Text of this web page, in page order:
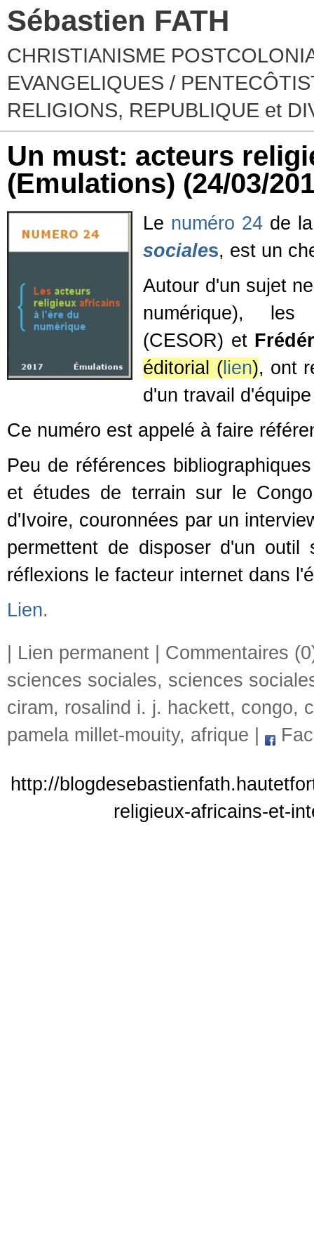
Sébastien FATH
CHRISTIANISME
EVANGELIQUES /
RELIGIONS, REPUBLIQUE et
Un must: acteurs
(Emulations) (24/03/
Le numéro 24 de
sociales, est un
Autour d'un sujet
numérique),
(CESOR) et
éditorial (lien), ont
d'un travail
Ce numéro est appelé à faire
Peu de références
et études de terrain sur le
d'Ivoire, couronnées par un
permettent de disposer d'un
réflexions le facteur internet dans
Lien.
Lien permanent
Commentaires
sciences sociales, sciences
ciram, rosalind i. j. hackett, congo,
pamela millet-mouity, afrique
http://
religieux-africains-et-